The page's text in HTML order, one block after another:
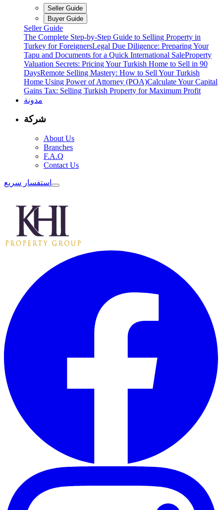
Seller Guide
Buyer Guide
Seller Guide
The Complete Step-by-Step Guide to Selling Property in
Turkey for ForeignersLegal Due Diligence: Preparing Your
Tapu and Documents for a Quick International SaleProperty
Valuation Secrets: Pricing Your Turkish Home to Sell in 90
DaysRemote Selling Mastery: How to Sell Your Turkish
Home Using Power of Attorney (POA)Calculate Your Capital
Gains Tax: Selling Turkish Property for Maximum Profit
مدونة
شركة
About Us
Branches
F.A.Q
Contact Us
استفسار سريع